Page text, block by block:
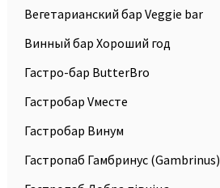
Вегетарианский бар Veggie bar
Винный бар Хороший год
Гастро-бар ButterBro
Гастробар Vместе
Гастробар Винум
Гастропаб Гамбринус (Gambrinus)